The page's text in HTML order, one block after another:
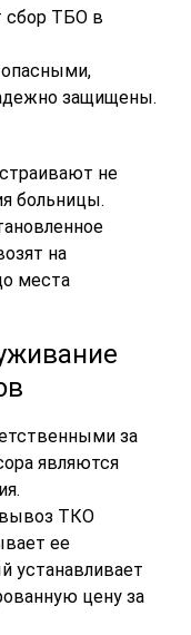
сбор ТБО в
опасными,
защищены.
не
больницы.
на
места
за
являются
вывоз ТКО
ее
устанавливает
цену за